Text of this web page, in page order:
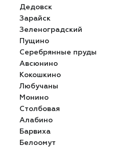
Дедовск
Зарайск
Зеленоградский
Пущино
Серебрянные пруды
Авсюнино
Кокошкино
Любучаны
Монино
Столбовая
Алабино
Барвиха
Белоомут